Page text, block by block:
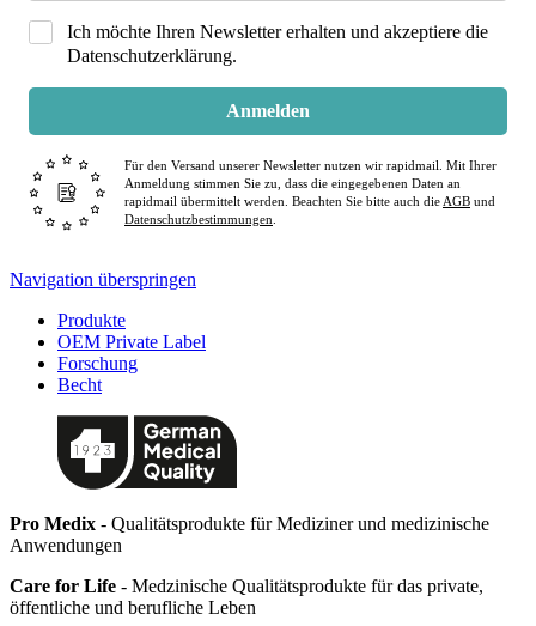
Ich möchte Ihren Newsletter erhalten und akzeptiere die
Datenschutzerklärung.
Anmelden
Für den Versand unserer Newsletter nutzen wir rapidmail. Mit Ihrer
Anmeldung stimmen Sie zu, dass die eingegebenen Daten an
rapidmail übermittelt werden. Beachten Sie bitte auch die AGB und
Datenschutzbestimmungen
Navigation überspringen
Produkte
OEM Private Label
Forschung
Becht
Pro Medix - Qualitätsprodukte für Mediziner und medizinische
Anwendungen
Care for Life - Medzinische Qualitätsprodukte für das private,
öffentliche und berufliche Leben